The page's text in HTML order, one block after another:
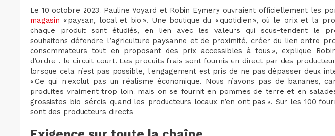
Le 10 octobre 2023, Pauline Voyard et Robin Eymery ouvraient officiellement les
magasin « paysan, local et bio ». Une boutique du « quotidien », où le prix et la
chaque produit sont étudiés, en lien avec les valeurs qui sous-tendent le
souhaitons défendre l’agriculture paysanne et de proximité, créer du lien entre
consommateurs tout en proposant des prix accessibles à tous », explique
d’ordre : le circuit court. Les produits frais sont fournis en direct par des
lorsque cela n’est pas possible, l’engagement est pris de ne pas dépasser deux
« Ce qui n'exclut pas un réalisme économique. Nous n’avons pas de bananes,
produites vraiment trop loin, mais on se fournit en pommes de terre et en
grossistes bio isérois quand les producteurs locaux n’en ont pas ». Sur les 100
sont des producteurs directs.